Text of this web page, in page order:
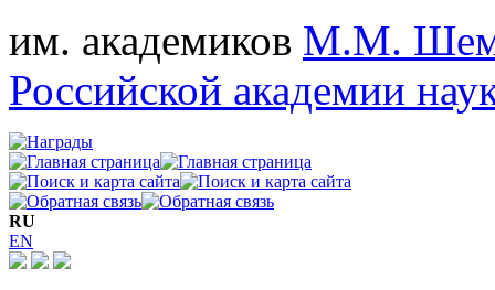
им. академиков М.М.
Российской академии
RU
EN